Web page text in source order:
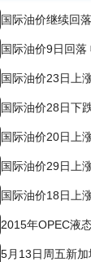
国际油价继续回落
国际油价9日回
国际油价23日上
国际油价28日下
国际油价20日上
国际油价29日上
国际油价18日上
5月13日周五新